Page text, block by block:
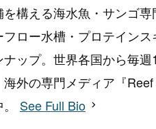
構える海水魚・サンゴ
フロー水槽・プロテイン
ップ。世界各国から毎
外の専門メディア『
See Full Bio